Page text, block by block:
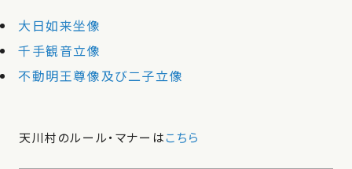
大日如来坐像
千手観音立像
不動明王尊像及び二子立像
天川村のルール・マナーはこちら